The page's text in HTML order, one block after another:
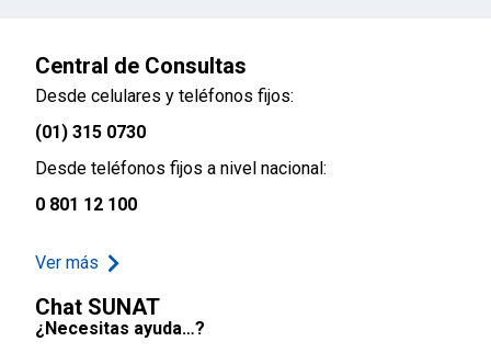
Central de Consultas
Desde celulares y teléfonos fijos:
(01) 315 0730
Desde teléfonos fijos a nivel nacional:
0 801 12 100
Ver más
Chat SUNAT
¿Necesitas ayuda…?